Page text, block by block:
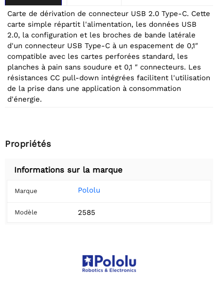
Carte de dérivation de connecteur USB 2.0 Type-C. Cette
carte simple répartit l'alimentation, les données USB
2.0, la configuration et les broches de bande latérale
d'un connecteur USB Type-C à un espacement de 0,1″
compatible avec les cartes perforées standard, les
planches à pain sans soudure et 0,1 ″ connecteurs. Les
résistances CC pull-down intégrées facilitent l'utilisation
de la prise dans une application à consommation
d'énergie.
Propriétés
Informations sur la marque
Marque Pololu
Modèle 2585